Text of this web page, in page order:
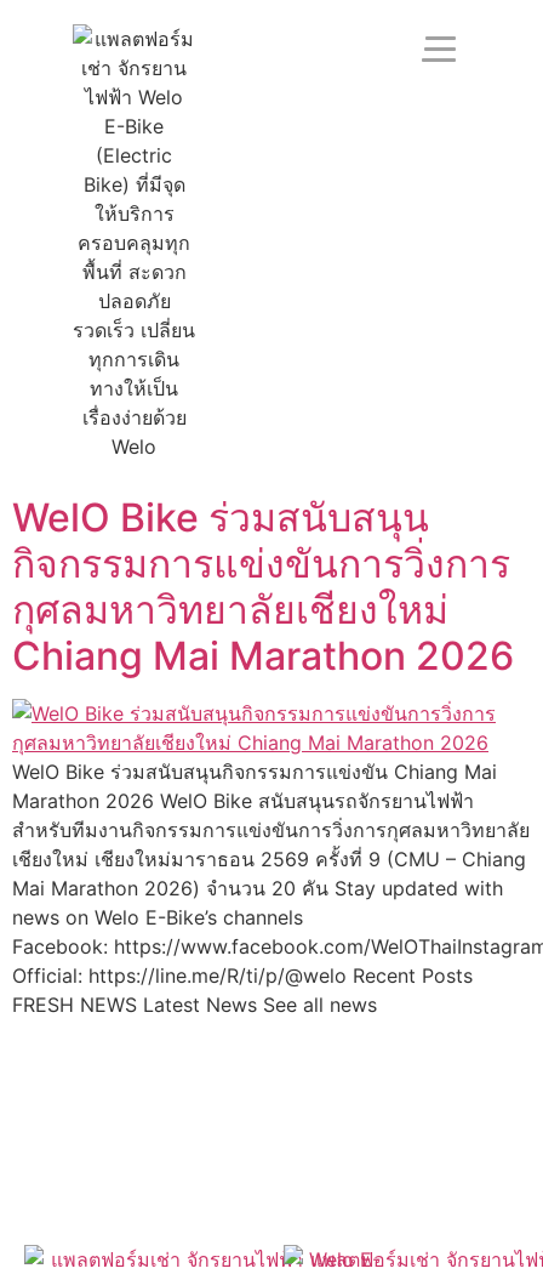
WelO Bike ร่วมสนับสนุน
กิจกรรมการแข่งขันการวิ่งการ
กุศลมหาวิทยาลัยเชียงใหม่
Chiang Mai Marathon 2026
WelO Bike ร่วมสนับสนุนกิจกรรมการแข่งขัน Chiang Mai
Marathon 2026 WelO Bike สนับสนุนรถจักรยานไฟฟ้า
สำหรับทีมงานกิจกรรมการแข่งขันการวิ่งการกุศลมหาวิทยาลัย
เชียงใหม่ เชียงใหม่มาราธอน 2569 ครั้งที่ 9 (CMU – Chiang
Mai Marathon 2026) จำนวน 20 คัน Stay updated with
news on Welo E-Bike’s channels
Facebook: https://www.facebook.com/
Official: https://line.me/R/ti/p/@welo Recent Posts
FRESH NEWS Latest News See all news